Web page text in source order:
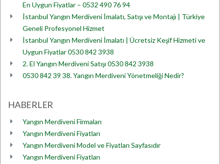
En Uygun Fiyatlar – 0532 490 76 94
İstanbul Yangın Merdiveni İmalatı, Satışı ve Montajı | Türkiye
Geneli Profesyonel Hizmet
İstanbul Yangın Merdiveni İmalatı | Ücretsiz Keşif Hizmeti ve
Uygun Fiyatlar 0530 842 3938
2. El Yangın Merdiveni Satışı 0530 842 3938
0530 842 39 38. Yangın Merdiveni Yönetmeliği Nedir?
HABERLER
Yangın Merdiveni Firmaları
Yangın Merdiveni Fiyatları
Yangın Merdiveni Model ve Fiyatları Sayfasıdır
Yangın Merdiveni Fiyatları